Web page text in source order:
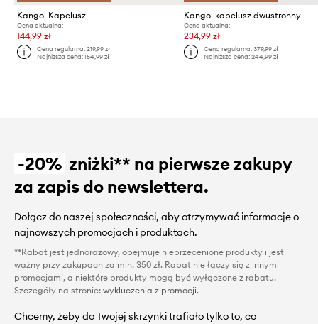
Kangol Kapelusz
Cena aktualna:
144,99 zł
Cena regularna:219,99 zł
Najniższa cena:154,99 zł
Kangol kapelusz dwustronny
Cena aktualna:
234,99 zł
Cena regularna: 379,99 zł
Najniższa cena: 244,99 zł
-20% zniżki** na pierwsze zakupy
za zapis do newslettera.
Dołącz do naszej społeczności, aby otrzymywać informacje o
najnowszych promocjach i produktach.
**Rabat jest jednorazowy, obejmuje nieprzecenione produkty i jest
ważny przy zakupach za min. 350 zł. Rabat nie łączy się z innymi
promocjami, a niektóre produkty mogą być wyłączone z rabatu.
Szczegóły na stronie: wykluczenia z promocji.
Chcemy, żeby do Twojej skrzynki trafiało tylko to, co